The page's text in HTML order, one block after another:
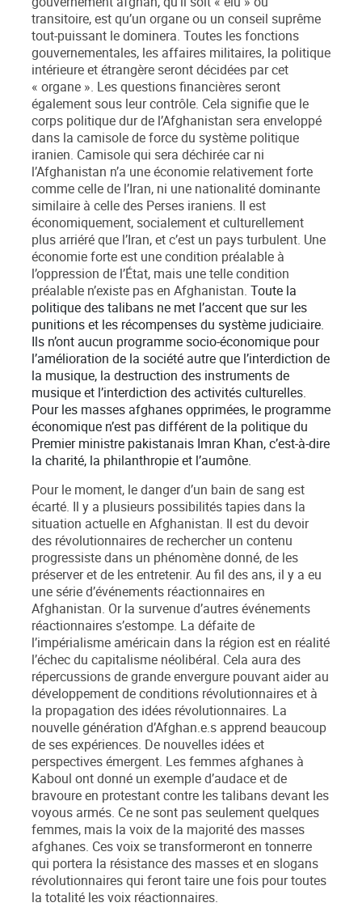
transitoire, est qu’un organe ou un conseil suprême
tout-puissant le dominera. Toutes les fonctions
gouvernementales, les affaires militaires, la politique
intérieure et étrangère seront décidées par cet
« organe ». Les questions financières seront
également sous leur contrôle. Cela signifie que le
corps politique dur de l’Afghanistan sera enveloppé
dans la camisole de force du système politique
iranien. Camisole qui sera déchirée car ni
l’Afghanistan n’a une économie relativement forte
comme celle de l’Iran, ni une nationalité dominante
similaire à celle des Perses iraniens. Il est
économiquement, socialement et culturellement
plus arriéré que l’Iran, et c’est un pays turbulent. Une
économie forte est une condition préalable à
l’oppression de l’État, mais une telle condition
préalable n’existe pas en Afghanistan. Toute la
politique des talibans ne met l’accent que sur les
punitions et les récompenses du système judiciaire.
Ils n’ont aucun programme socio-économique pour
l’amélioration de la société autre que l’interdiction de
la musique, la destruction des instruments de
musique et l’interdiction des activités culturelles.
Pour les masses afghanes opprimées, le programme
économique n’est pas différent de la politique du
Premier ministre pakistanais Imran Khan, c’est-à-dire
la charité, la philanthropie et l’aumône.
Pour le moment, le danger d’un bain de sang est
écarté. Il y a plusieurs possibilités tapies dans la
situation actuelle en Afghanistan. Il est du devoir
des révolutionnaires de rechercher un contenu
progressiste dans un phénomène donné, de les
préserver et de les entretenir. Au fil des ans, il y a eu
une série d’événements réactionnaires en
Afghanistan. Or la survenue d’autres événements
réactionnaires s’estompe. La défaite de
l’impérialisme américain dans la région est en réalité
l’échec du capitalisme néolibéral. Cela aura des
répercussions de grande envergure pouvant aider au
développement de conditions révolutionnaires et à
la propagation des idées révolutionnaires. La
nouvelle génération d’Afghan.e.s apprend beaucoup
de ses expériences. De nouvelles idées et
perspectives émergent. Les femmes afghanes à
Kaboul ont donné un exemple d’audace et de
bravoure en protestant contre les talibans devant les
voyous armés. Ce ne sont pas seulement quelques
femmes, mais la voix de la majorité des masses
afghanes. Ces voix se transformeront en tonnerre
qui portera la résistance des masses et en slogans
révolutionnaires qui feront taire une fois pour toutes
la totalité les voix réactionnaires.